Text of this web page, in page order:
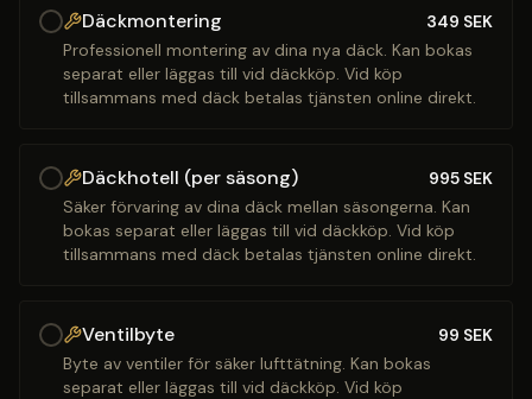
Däckmontering 349 SEK
Professionell montering av dina nya däck. Kan bokas
separat eller läggas till vid däckköp. Vid köp
tillsammans med däck betalas tjänsten online direkt.
Däckhotell (per säsong) 995 SEK
Säker förvaring av dina däck mellan säsongerna. Kan
bokas separat eller läggas till vid däckköp. Vid köp
tillsammans med däck betalas tjänsten online direkt.
Ventilbyte 99 SEK
Byte av ventiler för säker lufttätning. Kan bokas
separat eller läggas till vid däckköp. Vid köp